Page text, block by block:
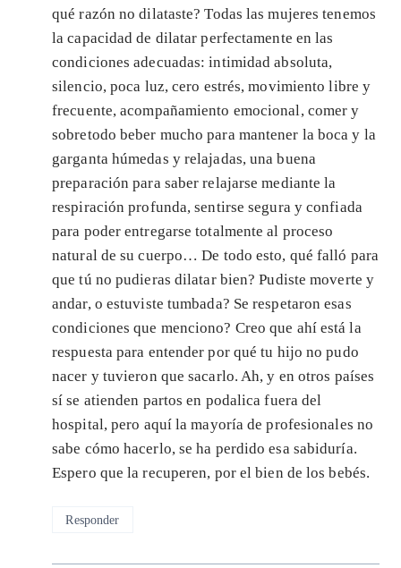
qué razón no dilataste? Todas las mujeres tenemos
la capacidad de dilatar perfectamente en las
condiciones adecuadas: intimidad absoluta,
silencio, poca luz, cero estrés, movimiento libre y
frecuente, acompañamiento emocional, comer y
sobretodo beber mucho para mantener la boca y la
garganta húmedas y relajadas, una buena
preparación para saber relajarse mediante la
respiración profunda, sentirse segura y confiada
para poder entregarse totalmente al proceso
natural de su cuerpo… De todo esto, qué falló para
que tú no pudieras dilatar bien? Pudiste moverte y
andar, o estuviste tumbada? Se respetaron esas
condiciones que menciono? Creo que ahí está la
respuesta para entender por qué tu hijo no pudo
nacer y tuvieron que sacarlo. Ah, y en otros países
sí se atienden partos en podalica fuera del
hospital, pero aquí la mayoría de profesionales no
sabe cómo hacerlo, se ha perdido esa sabiduría.
Espero que la recuperen, por el bien de los bebés.
Responder